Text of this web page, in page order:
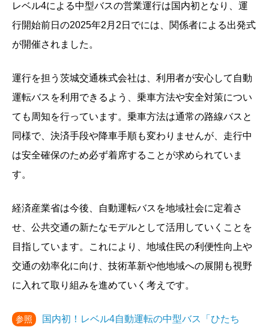
レベル4による中型バスの営業運行は国内初となり、運
行開始前日の2025年2月2日でには、関係者による出発式
が開催されました。
運行を担う茨城交通株式会社は、利用者が安心して自動
運転バスを利用できるよう、乗車方法や安全対策につい
ても周知を行っています。乗車方法は通常の路線バスと
同様で、決済手段や降車手順も変わりませんが、走行中
は安全確保のため必ず着席することが求められていま
す。
経済産業省は今後、自動運転バスを地域社会に定着さ
せ、公共交通の新たなモデルとして活用していくことを
目指しています。これにより、地域住民の利便性向上や
交通の効率化に向け、技術革新や他地域への展開も視野
に入れて取り組みを進めていく考えです。
参照
国内初！レベル4自動運転の中型バス「ひたち